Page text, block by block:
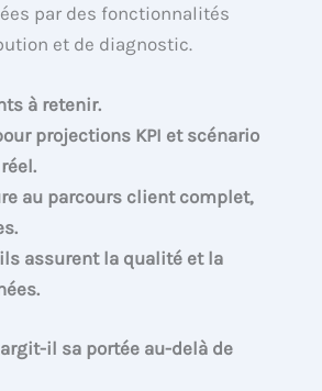
par des fonctionnalités
et de diagnostic.
à retenir.
projections KPI et scénario
au parcours client complet,
assurent la qualité et la
il sa portée au-delà de